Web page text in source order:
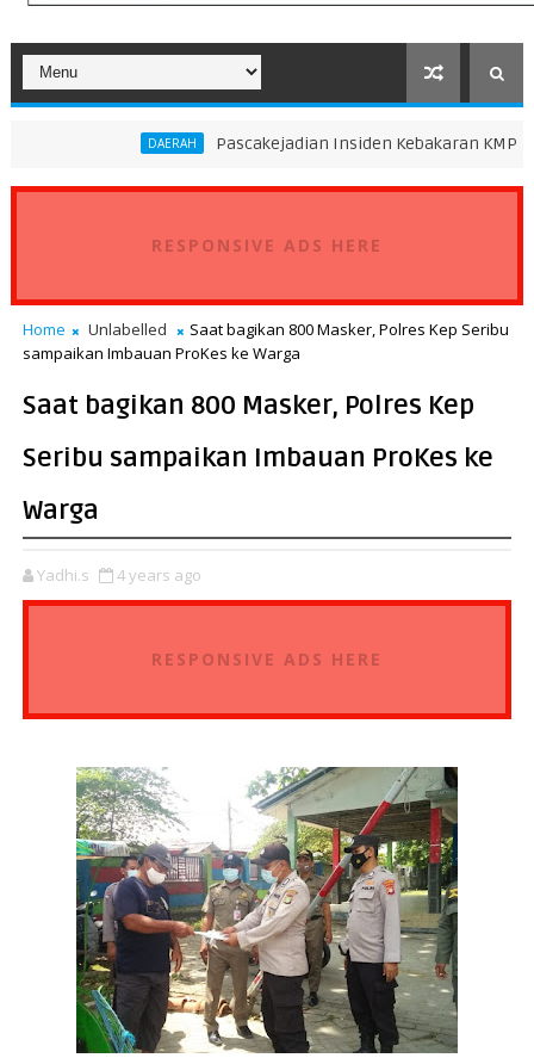
Pascakejadian Insiden Kebakaran KMP Mutiara
RESPONSIVE ADS HERE
Home Unlabelled
Saat bagikan 800 Masker, Polres Kep Seribu
sampaikan Imbauan ProKes ke Warga
Saat bagikan 800 Masker, Polres Kep
Seribu sampaikan Imbauan ProKes ke
Warga
Yadhi.s 4 years ago
RESPONSIVE ADS HERE